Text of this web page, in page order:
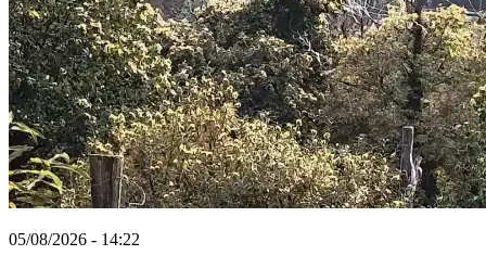
05/08/2026 - 14:22